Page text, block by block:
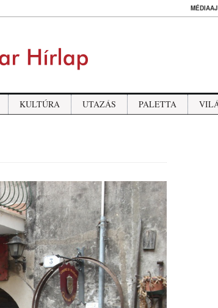
KULTÚRA UTAZÁS PALETTA